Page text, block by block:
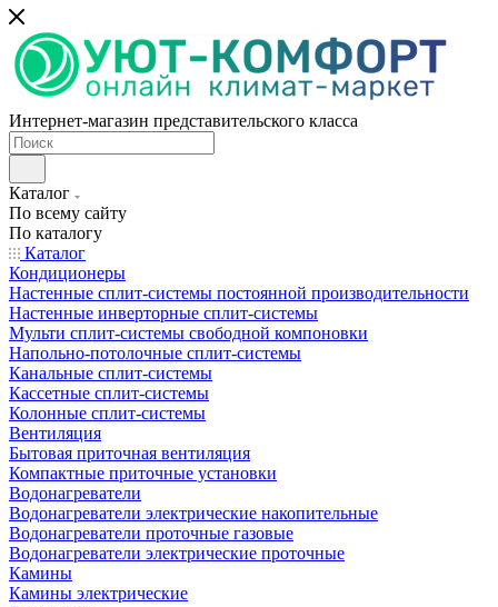
Интернет-магазин представительского класса
Каталог
По всему сайту
По каталогу
Каталог
Кондиционеры
Настенные сплит-системы постоянной производительности
Настенные инверторные сплит-системы
Мульти сплит-системы свободной компоновки
Напольно-потолочные сплит-системы
Канальные сплит-системы
Кассетные сплит-системы
Колонные сплит-системы
Вентиляция
Бытовая приточная вентиляция
Компактные приточные установки
Водонагреватели
Водонагреватели электрические накопительные
Водонагреватели проточные газовые
Водонагреватели электрические проточные
Камины
Камины электрические